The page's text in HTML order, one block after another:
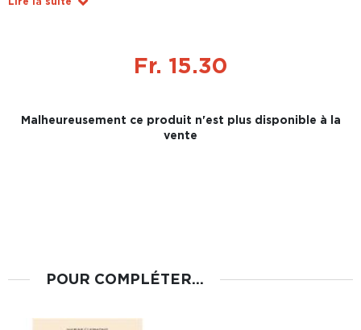
Fr. 15.30
Malheureusement ce produit n'est plus disponible à la
vente
POUR COMPLÉTER...